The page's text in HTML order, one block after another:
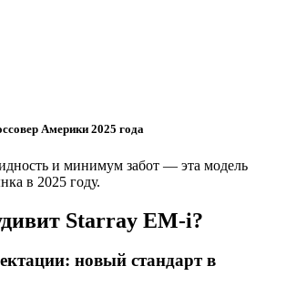
Америки 2025 года
и минимум забот — эта модель
в 2025 году.
Starray EM-i?
новый стандарт в